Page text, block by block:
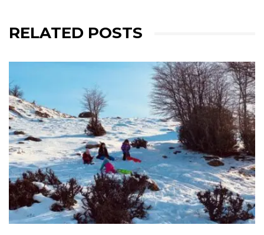
RELATED POSTS